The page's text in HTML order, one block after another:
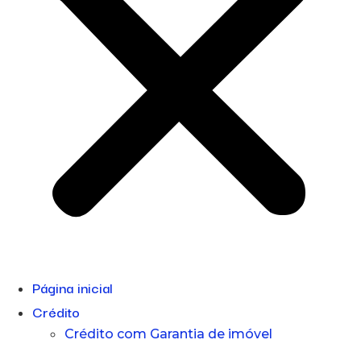
Página inicial
Crédito
Crédito com Garantia de imóvel